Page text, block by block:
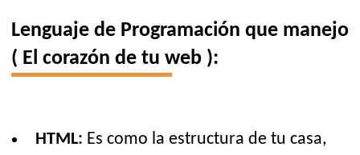
Lenguaje de Programación que manejo
( El corazón de tu web ):
HTML: Es como la estructura de tu casa,